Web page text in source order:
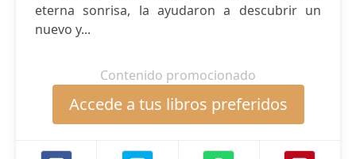
eterna sonrisa, la ayudaron a descubrir un
nuevo y...
Contenido promocionado
Accede a tus libros preferidos